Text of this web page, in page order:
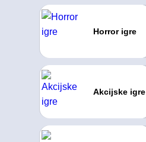
Horror igre
Akcijske igre